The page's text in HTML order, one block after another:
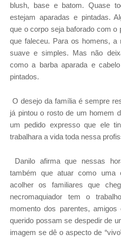
blush, base e batom. Quase
estejam aparadas e pintadas.
que o corpo seja baforado com o
que faleceu. Para os homens, a
suave e simples. Mas não
como a barba aparada e
pintados.
O desejo da família é sempre
já pintou o rosto de um homem
um pedido expresso que ele
trabalhara a vida toda nessa
Danilo afirma que nessas
também que atuar como uma
acolher os familiares que
necromaquiador tem o
momento dos parentes,
querido possam se despedir de
imagem se dê o aspecto de